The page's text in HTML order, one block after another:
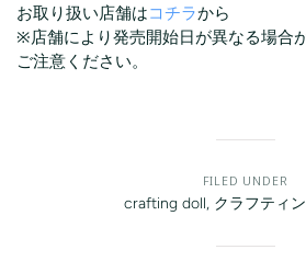
FILED UNDER
crafting doll, クラフティ
お取り扱い店舗はコチラから
※店舗により発売開始日が異なる場合
ご注意ください。